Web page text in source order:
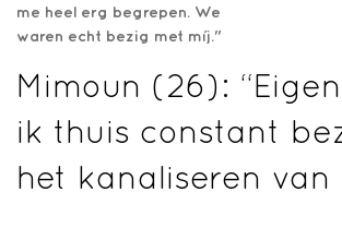
me heel erg begrepen. We
waren echt bezig met míj."
Mimoun (26):
ik thuis constant
het kanaliseren van